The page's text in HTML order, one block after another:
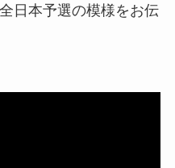
日本予選の模様をお伝